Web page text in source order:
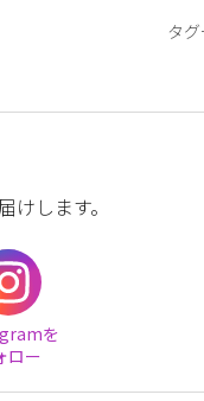
タ
します。
を
ロー